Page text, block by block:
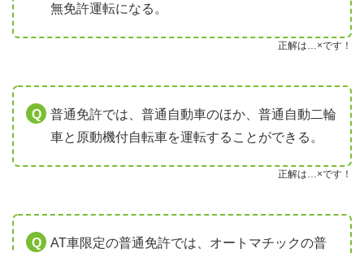
無免許運転になる。
正解は…×です！
普通免許では、普通自動車のほか、普通自動二輪
車と原動機付自転車を運転することができる。
正解は…×です！
AT車限定の普通免許では、オートマチックの普